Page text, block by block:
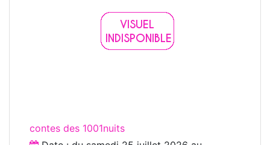
contes des 1001nuits